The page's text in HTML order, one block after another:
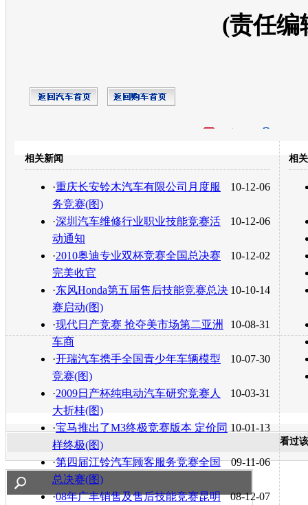
(责任编
转发至：
相关新闻
10-12-06
·重庆长安铃木汽车有限公司月度服
务竞赛(图)
10-12-06
·深圳汽车维修行业职业技能竞赛活
动通知
10-12-02
·2010奥迪专业双杯竞赛全国总决赛
完美收官
10-10-14
·东风Honda第五届售后技能竞赛总决
赛启动(图)
10-08-31
·现代日产竞赛 抢夺美市场第二亚洲
车商
10-07-30
·开瑞汽车携手全国青少年车辆模型
竞赛(图)
10-03-31
·2009日产杯纯电动汽车研究竞赛人
大折桂(图)
10-01-13
·宝马推出了M3终极竞赛版本 定价同
样终极(图)
09-11-06
·第四届江铃汽车顾客服务竞赛全国
总决赛(图)
08-12-07
·08年广丰销售及售后技能竞赛昆明
相
看过